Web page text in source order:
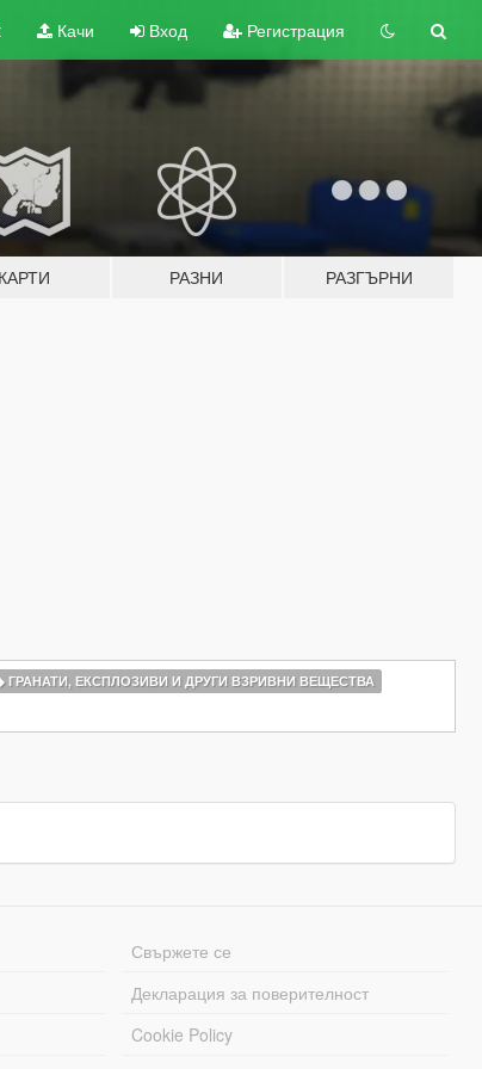
Качи Вход Регистрация
КАРТИ РАЗНИ РАЗГЪРНИ
ГРАНАТИ, ЕКСПЛОЗИВИ И ДРУГИ ВЗРИВНИ ВЕЩЕСТВА
Свържете се
Декларация за поверителност
Cookie Policy